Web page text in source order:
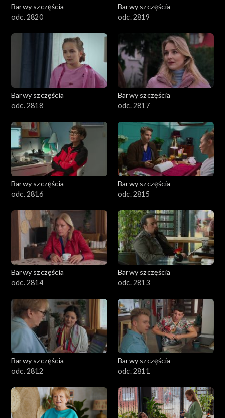
Barwy szczęścia
odc. 2820
Barwy szczęścia
odc. 2819
Barwy szczęścia
odc. 2818
Barwy szczęścia
odc. 2817
Barwy szczęścia
odc. 2816
Barwy szczęścia
odc. 2815
Barwy szczęścia
odc. 2814
Barwy szczęścia
odc. 2813
Barwy szczęścia
odc. 2812
Barwy szczęścia
odc. 2811